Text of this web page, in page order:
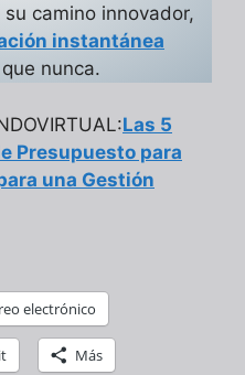
camino innovador,
instantánea
nunca.
Las 5
Presupuesto para
una Gestión
electrónico
Más